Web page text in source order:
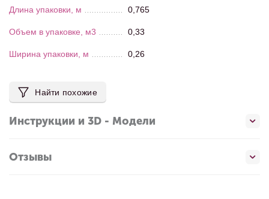
Длина упаковки, м 0,765
Объем в упаковке, м3 0,33
Ширина упаковки, м 0,26
Найти похожие
Инструкции и 3D - Модели
Отзывы